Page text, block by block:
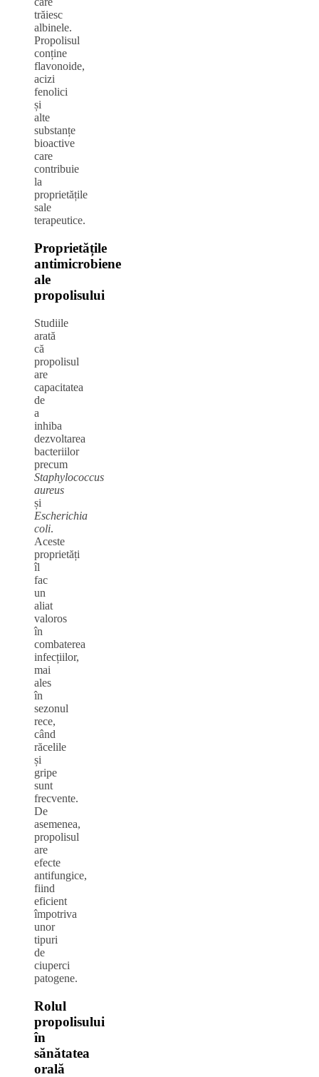
trăiesc
albinele.
Propolisul
conține
flavonoide,
acizi
fenolici
și
alte
substanțe
bioactive
care
contribuie
la
proprietățile
sale
terapeutice.
Proprietățile
antimicrobiene
ale
propolisului
Studiile
arată
că
propolisul
are
capacitatea
de
a
inhiba
dezvoltarea
bacteriilor
precum
Staphylococcus
aureus
și
Escherichia
coli.
Aceste
proprietăți
îl
fac
un
aliat
valoros
în
combaterea
infecțiilor,
mai
ales
în
sezonul
rece,
când
răcelile
și
gripe
sunt
frecvente.
De
asemenea,
propolisul
are
efecte
antifungice,
fiind
eficient
împotriva
unor
tipuri
de
ciuperci
patogene.
Rolul
propolisului
în
sănătatea
orală